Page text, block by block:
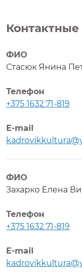
ФИО
Стасюк Янина
Телефон
+375 1632 71-819
Е-mail
ФИО
Захарко Елена
Телефон
+375 1632 71-819
Е-mail